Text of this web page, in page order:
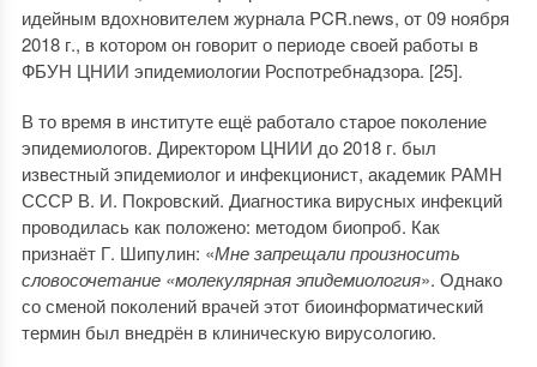
идейным вдохновителем журнала PCR.news, от 09 ноября
2018 г., в котором он говорит о периоде своей работы в
ФБУН ЦНИИ эпидемиологии Роспотребнадзора. [25].
В то время в институте ещё работало старое поколение
эпидемиологов. Директором ЦНИИ до 2018 г. был
известный эпидемиолог и инфекционист, академик РАМН
СССР В. И. Покровский. Диагностика вирусных инфекций
проводилась как положено: методом биопроб. Как
признаёт Г. Шипулин: «Мне запрещали произносить
словосочетание «молекулярная эпидемиология». Однако
со сменой поколений врачей этот биоинформатический
термин был внедрён в клиническую вирусологию.